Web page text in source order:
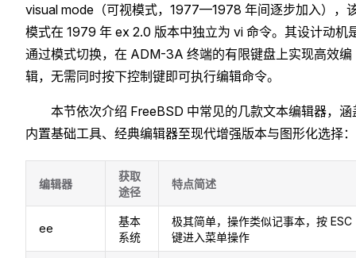
visual mode（可视模式，1977—1978 年间逐步加入），
模式在 1979 年 ex 2.0 版本中独立为 vi 命令。其设计动机
通过模式切换，在 ADM-3A 终端的有限键盘上实现高效编
辑，无需同时按下控制键即可执行编辑命令。
本节依次介绍 FreeBSD 中常见的几款文本编辑器，涵
内置基础工具、经典编辑器至现代增强版本与图形化选择：
编辑器
获取
途径
特点简述
ee
基本
系统
极其简单，操作类似记事本，按 ESC
键进入菜单操作